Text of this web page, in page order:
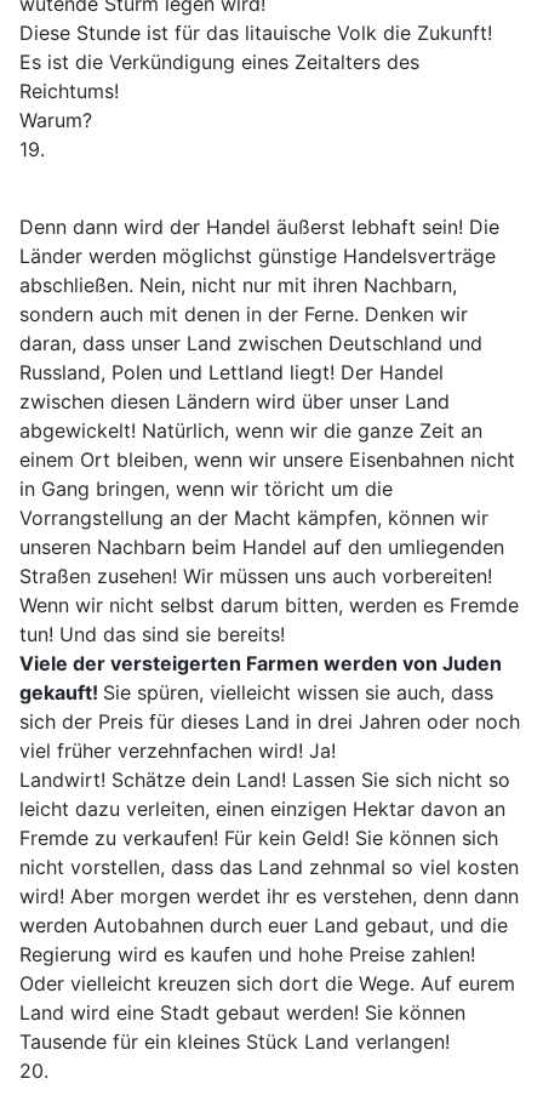
Diese Stunde ist für das litauische Volk die Zukunft!
Es ist die Verkündigung eines Zeitalters des
Reichtums!
Warum?
19.
Denn dann wird der Handel äußerst lebhaft sein! Die
Länder werden möglichst günstige Handelsverträge
abschließen. Nein, nicht nur mit ihren Nachbarn,
sondern auch mit denen in der Ferne. Denken wir
daran, dass unser Land zwischen Deutschland und
Russland, Polen und Lettland liegt! Der Handel
zwischen diesen Ländern wird über unser Land
abgewickelt! Natürlich, wenn wir die ganze Zeit an
einem Ort bleiben, wenn wir unsere Eisenbahnen nicht
in Gang bringen, wenn wir töricht um die
Vorrangstellung an der Macht kämpfen, können wir
unseren Nachbarn beim Handel auf den umliegenden
Straßen zusehen! Wir müssen uns auch vorbereiten!
Wenn wir nicht selbst darum bitten, werden es Fremde
tun! Und das sind sie bereits!
Viele der versteigerten Farmen werden von Juden
gekauft! Sie spüren, vielleicht wissen sie auch, dass
sich der Preis für dieses Land in drei Jahren oder noch
viel früher verzehnfachen wird! Ja!
Landwirt! Schätze dein Land! Lassen Sie sich nicht so
leicht dazu verleiten, einen einzigen Hektar davon an
Fremde zu verkaufen! Für kein Geld! Sie können sich
nicht vorstellen, dass das Land zehnmal so viel kosten
wird! Aber morgen werdet ihr es verstehen, denn dann
werden Autobahnen durch euer Land gebaut, und die
Regierung wird es kaufen und hohe Preise zahlen!
Oder vielleicht kreuzen sich dort die Wege. Auf eurem
Land wird eine Stadt gebaut werden! Sie können
Tausende für ein kleines Stück Land verlangen!
20.